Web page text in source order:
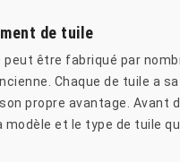
de tuile
peut être fabriqué par
Chaque de tuile a
propre avantage. Avant
modèle et le type de tuile